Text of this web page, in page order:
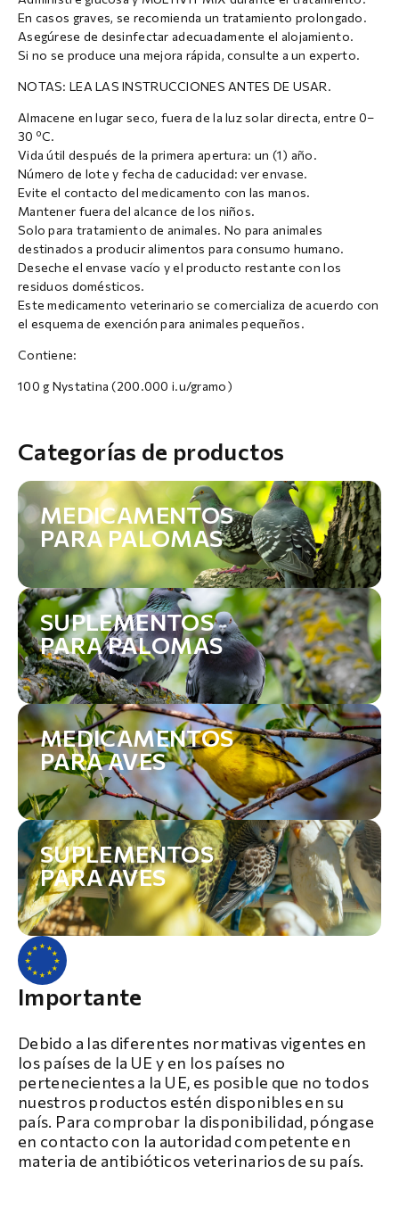
En casos graves, se recomienda un tratamiento prolongado.
Asegúrese de desinfectar adecuadamente el alojamiento.
Si no se produce una mejora rápida, consulte a un experto.
NOTAS: LEA LAS INSTRUCCIONES ANTES DE USAR.
Almacene en lugar seco, fuera de la luz solar directa, entre 0–
30 ºC.
Vida útil después de la primera apertura: un (1) año.
Número de lote y fecha de caducidad: ver envase.
Evite el contacto del medicamento con las manos.
Mantener fuera del alcance de los niños.
Solo para tratamiento de animales. No para animales
destinados a producir alimentos para consumo humano.
Deseche el envase vacío y el producto restante con los
residuos domésticos.
Este medicamento veterinario se comercializa de acuerdo con
el esquema de exención para animales pequeños.
Contiene:
100 g Nystatina (200.000 i.u/gramo)
Categorías de productos
MEDICAMENTOS
PARA PALOMAS
SUPLEMENTOS
PARA PALOMAS
MEDICAMENTOS
PARA AVES
SUPLEMENTOS
PARA AVES
Importante
Debido a las diferentes normativas vigentes en
los países de la UE y en los países no
pertenecientes a la UE, es posible que no todos
nuestros productos estén disponibles en su
país. Para comprobar la disponibilidad, póngase
en contacto con la autoridad competente en
materia de antibióticos veterinarios de su país.